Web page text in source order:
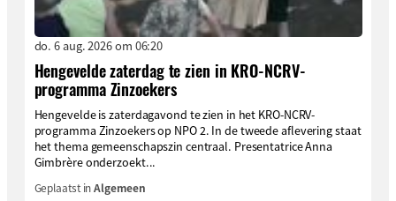
do. 6 aug. 2026 om 06:20
Hengevelde zaterdag te zien in KRO-NCRV-
programma Zinzoekers
Hengevelde is zaterdagavond te zien in het KRO-NCRV-
programma Zinzoekers op NPO 2. In de tweede aflevering staat
het thema gemeenschapszin centraal. Presentatrice Anna
Gimbrère onderzoekt...
Geplaatst inAlgemeen